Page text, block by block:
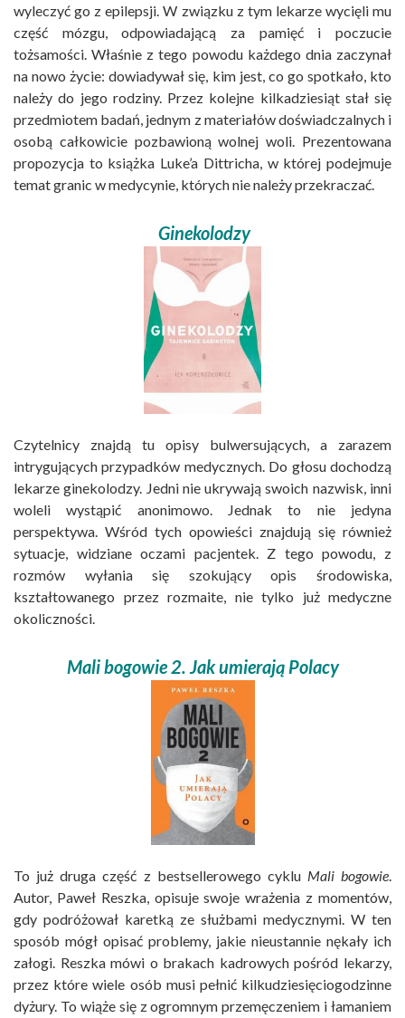
wyleczyć go z epilepsji. W związku z tym lekarze wycięli mu
część mózgu, odpowiadającą za pamięć i poczucie
tożsamości. Właśnie z tego powodu każdego dnia zaczynał
na nowo życie: dowiadywał się, kim jest, co go spotkało, kto
należy do jego rodziny. Przez kolejne kilkadziesiąt stał się
przedmiotem badań, jednym z materiałów doświadczalnych i
osobą całkowicie pozbawioną wolnej woli. Prezentowana
propozycja to książka Luke’a Dittricha, w której podejmuje
temat granic w medycynie, których nie należy przekraczać.
Ginekolodzy
Czytelnicy znajdą tu opisy bulwersujących, a zarazem
intrygujących przypadków medycznych. Do głosu dochodzą
lekarze ginekolodzy. Jedni nie ukrywają swoich nazwisk, inni
woleli wystąpić anonimowo. Jednak to nie jedyna
perspektywa. Wśród tych opowieści znajdują się również
sytuacje, widziane oczami pacjentek. Z tego powodu, z
rozmów wyłania się szokujący opis środowiska,
kształtowanego przez rozmaite, nie tylko już medyczne
okoliczności.
Mali bogowie 2. Jak umierają Polacy
To już druga część z bestsellerowego cyklu Mali bogowie.
Autor, Paweł Reszka, opisuje swoje wrażenia z momentów,
gdy podróżował karetką ze służbami medycznymi. W ten
sposób mógł opisać problemy, jakie nieustannie nękały ich
załogi. Reszka mówi o brakach kadrowych pośród lekarzy,
przez które wiele osób musi pełnić kilkudziesięciogodzinne
dyżury. To wiąże się z ogromnym przemęczeniem i łamaniem